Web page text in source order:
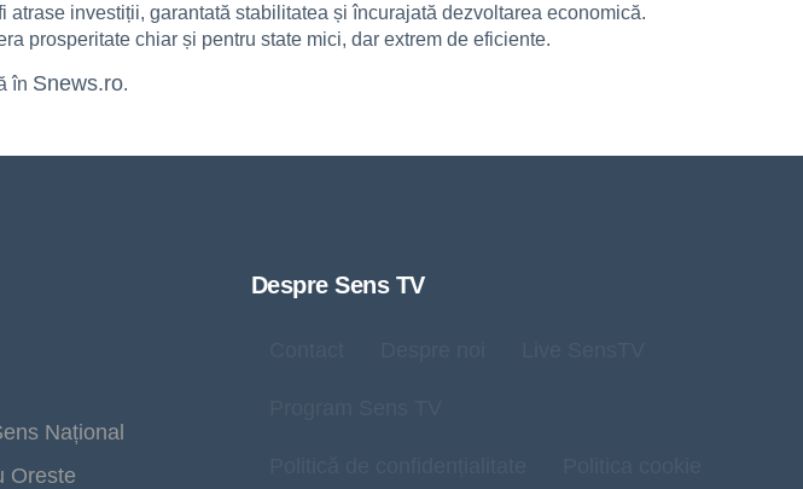
investiții, garantată stabilitatea și încurajată dezvoltarea economică.
prosperitate chiar și pentru state mici, dar extrem de eficiente.
în Snews.ro.
Național
Oreste
Despre Sens TV